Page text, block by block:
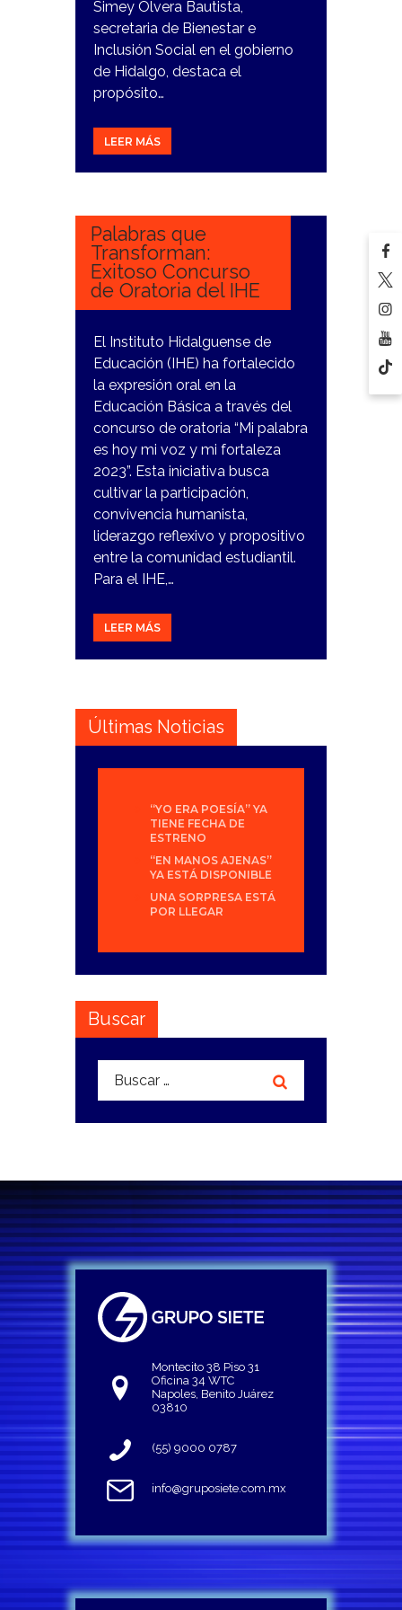
Simey Olvera Bautista,
secretaria de Bienestar e
Inclusión Social en el gobierno
de Hidalgo, destaca el
propósito…
LEER MÁS
29
Palabras que
Transforman:
Exitoso Concurso
de Oratoria del IHE
El Instituto Hidalguense de
Educación (IHE) ha fortalecido
la expresión oral en la
Educación Básica a través del
concurso de oratoria “Mi palabra
es hoy mi voz y mi fortaleza
2023”. Esta iniciativa busca
cultivar la participación,
convivencia humanista,
liderazgo reflexivo y propositivo
entre la comunidad estudiantil.
Para el IHE,…
LEER MÁS
Últimas Noticias
“YO ERA POESÍA” YA
TIENE FECHA DE
ESTRENO
“EN MANOS AJENAS”
YA ESTÁ DISPONIBLE
UNA SORPRESA ESTÁ
POR LLEGAR
Buscar
Buscar:
Montecito 38 Piso 31
Oficina 34 WTC
Napoles, Benito Juárez
03810
(55) 9000 0787
info@gruposiete.com.mx